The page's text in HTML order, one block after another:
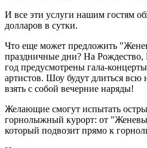
И все эти услуги нашим гостям
долларов в сутки.
Что еще может предложить
праздничные дни? На
год предусмотрены гала-
артистов. Шоу будут длиться всю
взять с собой вечерние наряды!
Желающие смогут испытать
горнолыжный курорт: от "Женевы"
который подвозит прямо к